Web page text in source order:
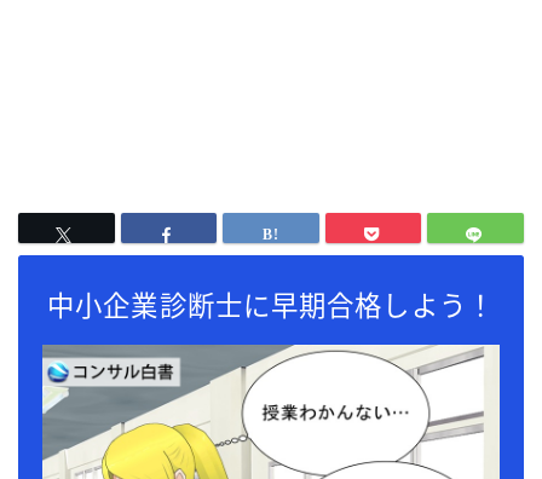
中小企業診断士に早期合格しよう！